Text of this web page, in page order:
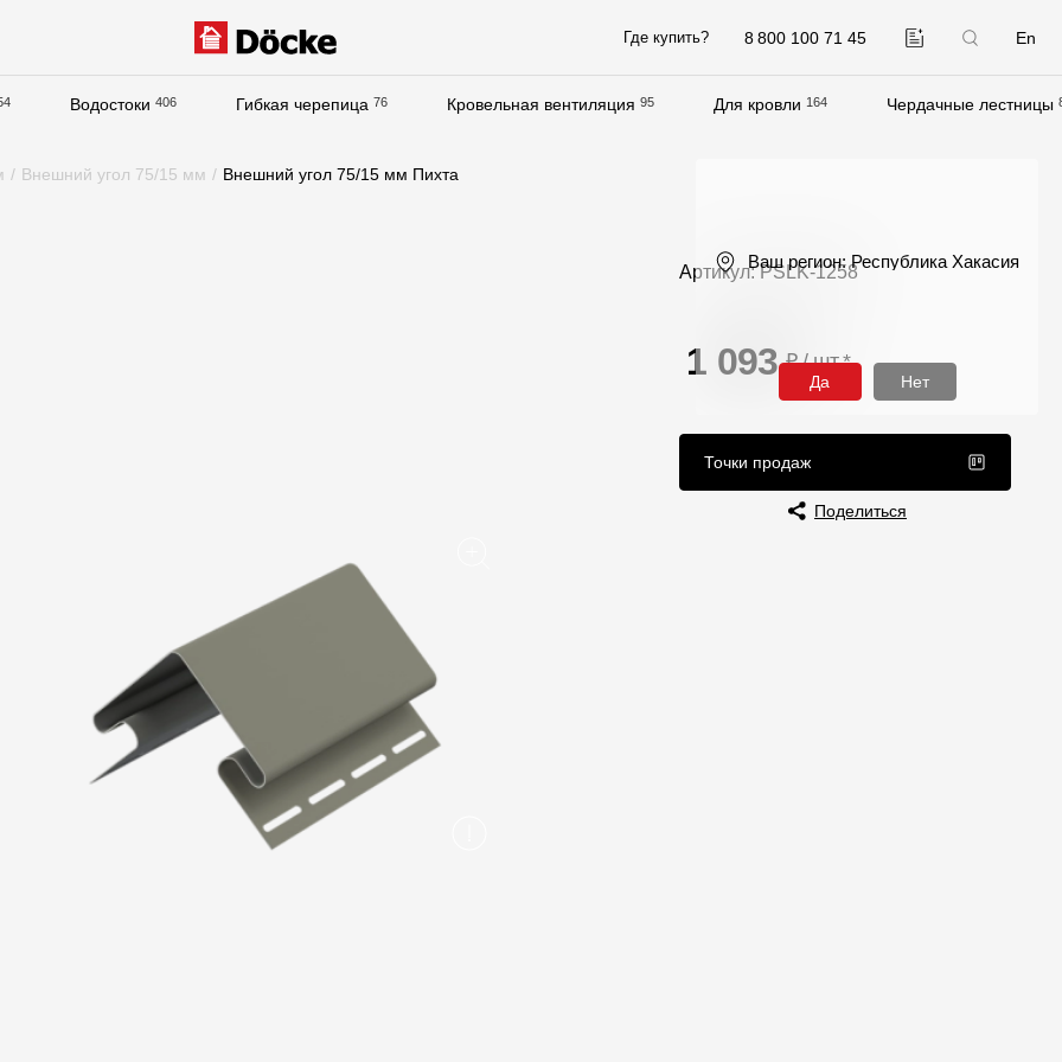
8 800 100 71 45 En
Где купить?
Водостоки 406 Гибкая черепица 76 Кровельная вентиляция 95 Для кровли 164 Чердачные лестницы
Вопрос-ответ/Faq
Статьи
Конструктор
Калькулятор
Цены
Контроль качества кровли
Вакансии
/ Внешний угол 75/15 мм / Внешний угол 75/15 мм Пихта
Артикул: PSLK-1258
1 093 ₽ / шт*
Точки продаж
Поделиться
Ваш регион: Республика Хакасия
Да Нет